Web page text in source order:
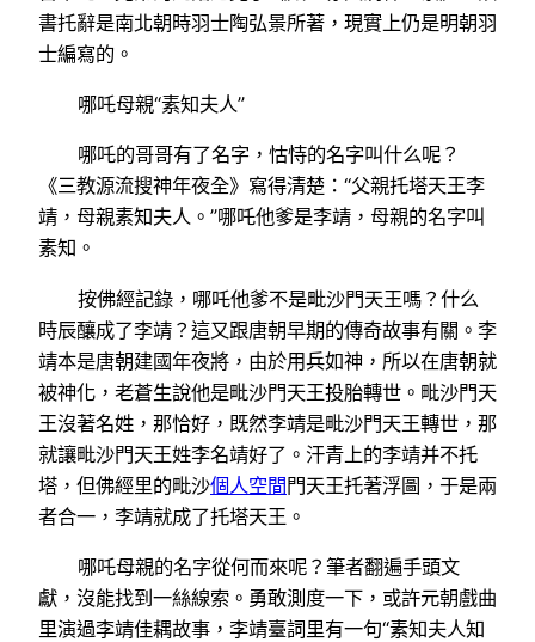
書托辭是南北朝時羽士陶弘景所著，現實上仍是明朝羽
士編寫的。
哪吒母親“素知夫人”
哪吒的哥哥有了名字，怙恃的名字叫什么呢？
《三教源流搜神年夜全》寫得清楚：“父親托塔天王李
靖，母親素知夫人。”哪吒他爹是李靖，母親的名字叫
素知。
按佛經記錄，哪吒他爹不是毗沙門天王嗎？什么
時辰釀成了李靖？這又跟唐朝早期的傳奇故事有關。李
靖本是唐朝建國年夜將，由於用兵如神，所以在唐朝就
被神化，老蒼生說他是毗沙門天王投胎轉世。毗沙門天
王沒著名姓，那恰好，既然李靖是毗沙門天王轉世，那
就讓毗沙門天王姓李名靖好了。汗青上的李靖并不托
塔，但佛經里的毗沙個人空間門天王托著浮圖，于是兩
者合一，李靖就成了托塔天王。
哪吒母親的名字從何而來呢？筆者翻遍手頭文
獻，沒能找到一絲線索。勇敢測度一下，或許元朝戲曲
里演過李靖佳耦故事，李靖臺詞里有一句“素知夫人知